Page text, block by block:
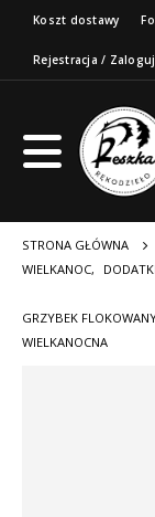
Koszt dostawy
Rejestracja /
STRONA GŁÓWNA
WIELKANOC,
GRZYBEK
WIELKANOCNA